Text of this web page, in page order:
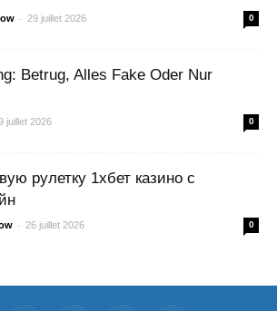
- 29 juillet 2026 0
Betrug, Alles Fake Oder Nur
juillet 2026 0
рулетку 1хбет казино с
- 26 juillet 2026 0